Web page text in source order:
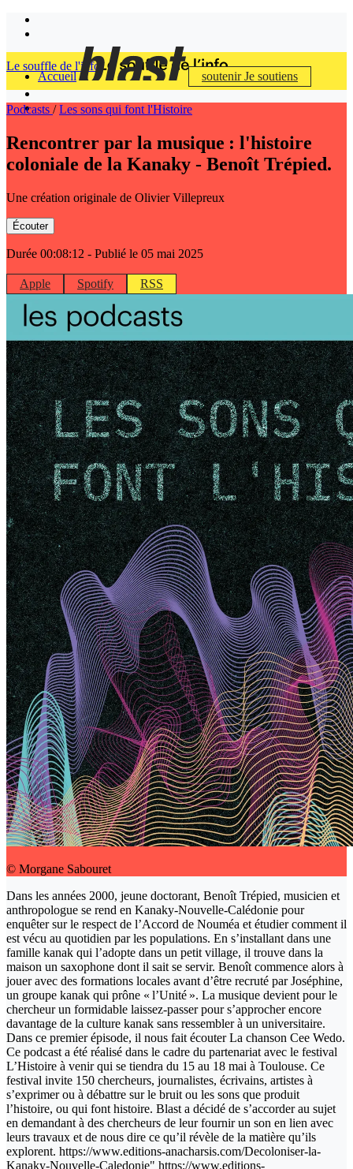
Accueil soutenirJe soutiens
Le souffle de l'info
Podcasts /Les sons qui font l'Histoire
Rencontrer par la musique : l'histoire
coloniale de la Kanaky - Benoît Trépied.
Une création originale de Olivier Villepreux
Écouter
Durée 00:08:12 - Publié le 05 mai 2025
Apple Spotify RSS
© Morgane Sabouret
Dans les années 2000, jeune doctorant, Benoît Trépied, musicien et
anthropologue se rend en Kanaky-Nouvelle-Calédonie pour
enquêter sur le respect de l’Accord de Nouméa et étudier comment il
est vécu au quotidien par les populations. En s’installant dans une
famille kanak qui l’adopte dans un petit village, il trouve dans la
maison un saxophone dont il sait se servir. Benoît commence alors à
jouer avec des formations locales avant d’être recruté par Joséphine,
un groupe kanak qui prône « l’Unité ». La musique devient pour le
chercheur un formidable laissez-passer pour s’approcher encore
davantage de la culture kanak sans ressembler à un universitaire.
Dans ce premier épisode, il nous fait écouter La chanson Cee Wedo.
Ce podcast a été réalisé dans le cadre du partenariat avec le festival
L’Histoire à venir qui se tiendra du 15 au 18 mai à Toulouse. Ce
festival invite 150 chercheurs, journalistes, écrivains, artistes à
s’exprimer ou à débattre sur le bruit ou les sons que produit
l’histoire, ou qui font histoire. Blast a décidé de s’accorder au sujet
en demandant à des chercheurs de leur fournir un son en lien avec
leurs travaux et de nous dire ce qu’il révèle de la matière qu’ils
explorent. https://www.editions-anacharsis.com/Decoloniser-la-
Kanaky-Nouvelle-Caledonie" https://www.editions-